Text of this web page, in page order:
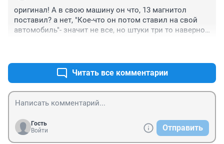
оригинал! А в свою машину он что, 13 магнитол
поставил? а нет, "Кое-что он потом ставил на свой
автомобиль"- значит не все, но штуки три то наверное
Читать все комментарии
Гость
Войти
Отправить